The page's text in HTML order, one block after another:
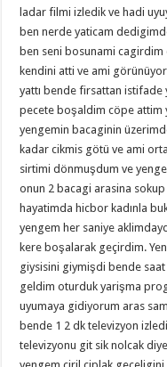
ladar filmi izledik ve hadi
ben nerde yaticam
ben seni bosunami
kendini atti ve ami
yattı bende firsattan istifade
pecete boşaldim cöpe attim
yengemin bacaginin
kadar cikmis götü ve ami
sirtimi dönmuşdum ve
onun 2 bacagi arasina
hayatimda hicbor kadınla
yengem her saniye
kere boşalarak geçirdim.
giysisini giymişdi bende
geldim oturduk yarişma
uyumaya gidiyorum aras
bende 1 2 dk televizyon
televizyonu git sik nolcak